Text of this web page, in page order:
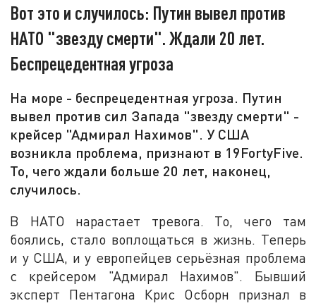
Вот это и случилось: Путин вывел против
НАТО "звезду смерти". Ждали 20 лет.
Беспрецедентная угроза
На море - беспрецедентная угроза. Путин
вывел против сил Запада "звезду смерти" -
крейсер "Адмирал Нахимов". У США
возникла проблема, признают в 19FortyFive.
То, чего ждали больше 20 лет, наконец,
случилось.
В НАТО нарастает тревога. То, чего там
боялись, стало воплощаться в жизнь. Теперь
и у США, и у европейцев серьёзная проблема
с крейсером "Адмирал Нахимов". Бывший
эксперт Пентагона Крис Осборн признал в